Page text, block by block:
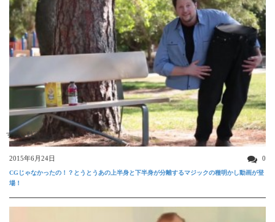
すごい動画
2015年6月24日 0
CGじゃなかったの！？とうとうあの上半身と下半身が分離するマジックの種明かし動画が登
場！